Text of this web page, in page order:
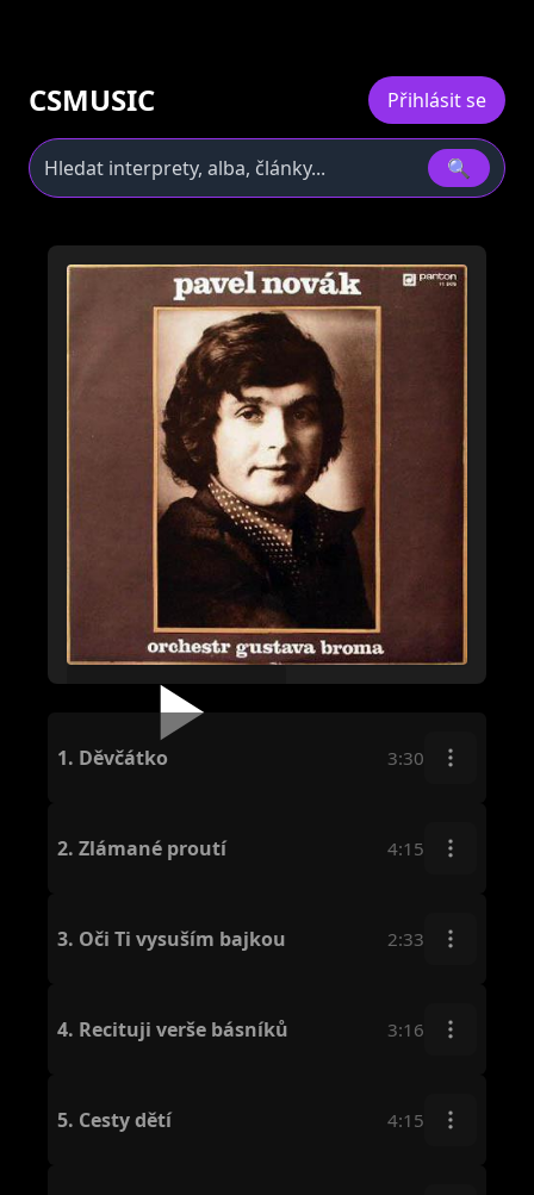
CSMUSIC Přihlásit se
🔍
1. Děvčátko 3:30
2. Zlámané proutí 4:15
3. Oči Ti vysuším bajkou 2:33
4. Recituji verše básníků 3:16
5. Cesty dětí 4:15